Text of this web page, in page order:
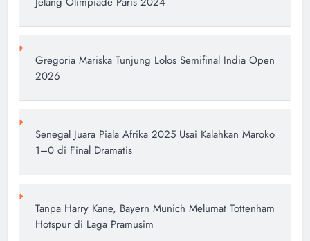
Gregoria Mariska Tunjung Lolos Semifinal India Open
2026
Senegal Juara Piala Afrika 2025 Usai Kalahkan Maroko
1–0 di Final Dramatis
Tanpa Harry Kane, Bayern Munich Melumat Tottenham
Hotspur di Laga Pramusim